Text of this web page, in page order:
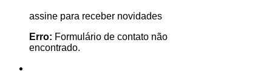
assine para receber novidades
Erro: Formulário de contato não
encontrado.